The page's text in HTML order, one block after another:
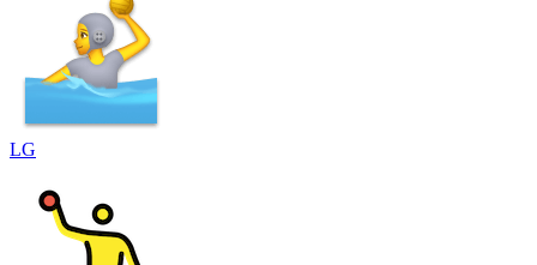
LG